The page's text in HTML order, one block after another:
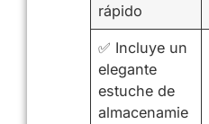
rápido
✅ Incluye un
elegante
estuche de
almacenamie